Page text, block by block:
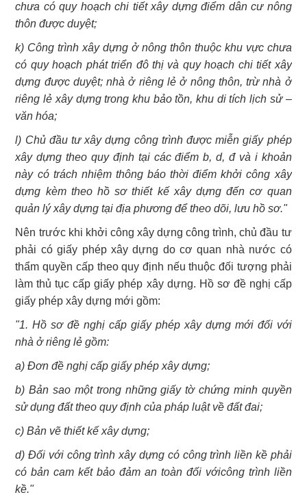
chưa có quy hoạch chi tiết xây dựng điểm dân cư nông
thôn được duyệt;
k) Công trình xây dựng ở nông thôn thuộc khu vực chưa
có quy hoạch phát triển đô thị và quy hoạch chi tiết xây
dựng được duyệt; nhà ở riêng lẻ ở nông thôn, trừ nhà ở
riêng lẻ xây dựng trong khu bảo tồn, khu di tích lịch sử –
văn hóa;
l) Chủ đầu tư xây dựng công trình được miễn giấy phép
xây dựng theo quy định tại các điểm b, d, đ và i khoản
này có trách nhiệm thông báo thời điểm khởi công xây
dựng kèm theo hồ sơ thiết kế xây dựng đến cơ quan
quản lý xây dựng tại địa phương để theo dõi, lưu hồ sơ."
Nên trước khi khởi công xây dựng công trình, chủ đầu tư
phải có giấy phép xây dựng do cơ quan nhà nước có
thẩm quyền cấp theo quy định nếu thuộc đối tượng phải
làm thủ tục cấp giấy phép xây dựng. Hồ sơ đề nghị cấp
giấy phép xây dựng mới gồm:
"1. Hồ sơ đề nghị cấp giấy phép xây dựng mới đối với
nhà ở riêng lẻ gồm:
a) Đơn đề nghị cấp giấy phép xây dựng;
b) Bản sao một trong những giấy tờ chứng minh quyền
sử dụng đất theo quy định của pháp luật về đất đai;
c) Bản vẽ thiết kế xây dựng;
d) Đối với công trình xây dựng có công trình liền kề phải
có bản cam kết bảo đảm an toàn đối vớicông trình liền
kề."